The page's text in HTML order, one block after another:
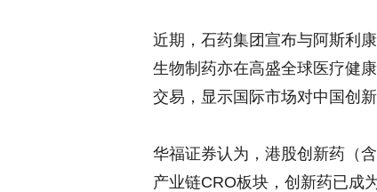
近期，石药集团宣布与阿斯利
生物制药亦在高盛全球医疗健
交易，显示国际市场对中国创
华福证券认为，港股创新药（
产业链CRO板块，创新药已成